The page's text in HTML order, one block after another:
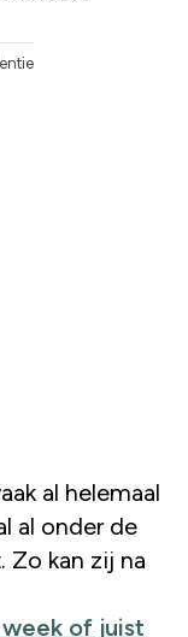
al helemaal
al onder de
Zo kan zij na
of juist